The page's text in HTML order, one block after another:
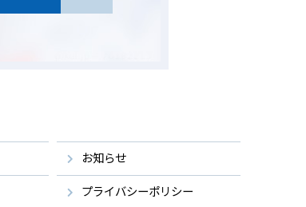
お知らせ
プライバシーポリシー